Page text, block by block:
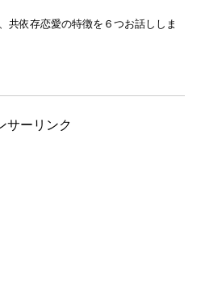
共依存恋愛の特徴を６つお話ししま
サーリンク